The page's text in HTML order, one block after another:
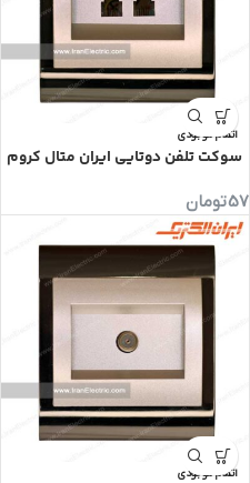
اتمام موجودی
سوکت تلفن دوتایی ایران متال کروم
57تومان
اتمام موجودی